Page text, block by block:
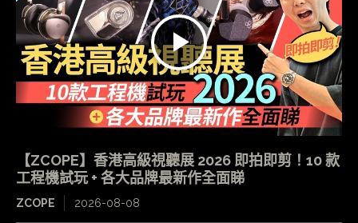
【ZCOPE】香港高級視聽展 2026 即拍即剪！10 款
工程機試玩 + 各大品牌最新作全面睇
ZCOPE 2026-08-08